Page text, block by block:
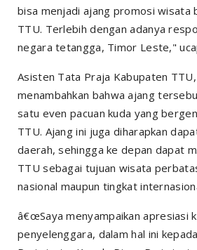
bisa menjadi ajang promosi wisata
TTU. Terlebih dengan adanya
negara tetangga, Timor Leste,"
Asisten Tata Praja Kabupaten
menambahkan bahwa ajang
satu even pacuan kuda yang
TTU. Ajang ini juga diharapkan
daerah, sehingga ke depan dapat
TTU sebagai tujuan wisata
nasional maupun tingkat
â€œSaya menyampaikan apresiasi
penyelenggara, dalam hal ini